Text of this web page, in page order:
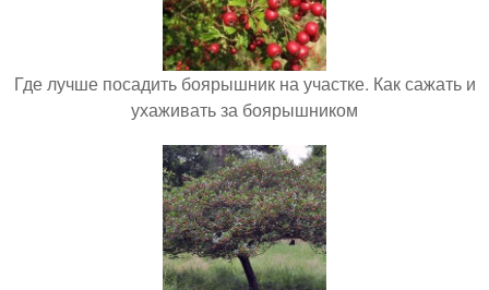
Где лучше посадить боярышник на участке. Как сажать и
ухаживать за боярышником